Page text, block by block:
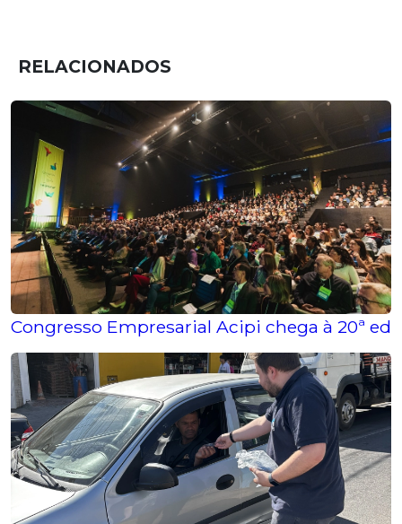
RELACIONADOS
Congresso Empresarial Acipi chega à 20ª